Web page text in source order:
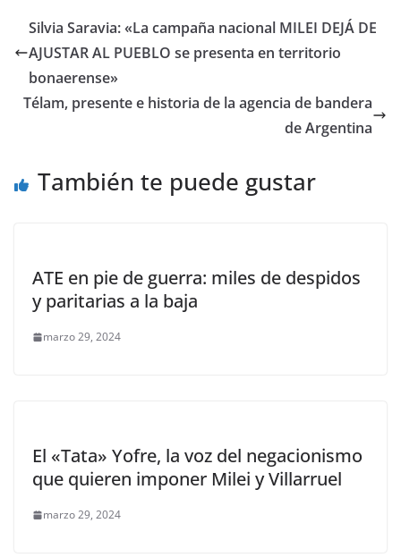
Silvia Saravia: «La campaña nacional MILEI DEJÁ DE
AJUSTAR AL PUEBLO se presenta en territorio
bonaerense»
Télam, presente e historia de la agencia de bandera
de Argentina
También te puede gustar
ATE en pie de guerra: miles de despidos
y paritarias a la baja
marzo 29, 2024
El «Tata» Yofre, la voz del negacionismo
que quieren imponer Milei y Villarruel
marzo 29, 2024